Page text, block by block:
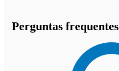
Perguntas frequentes